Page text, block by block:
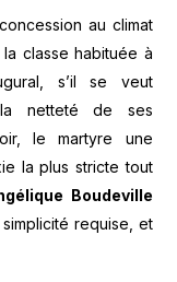
au climat
classe habituée à
s’il se veut
la netteté de ses
le martyre une
la plus stricte tout
Boudeville
simplicité requise, et